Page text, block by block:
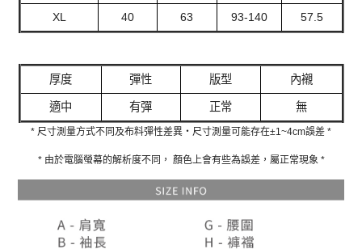
XL 40 63 93-140 57.5
厚度 彈性 版型 內襯
適中 有彈 正常 無
* 尺寸測量方式不同及布料彈性差異‧尺寸測量可能存在±1~4cm誤差 *
* 由於電腦螢幕的解析度不同， 顏色上會有些為誤差，屬正常現象 *